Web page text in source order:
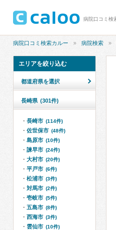
病院口コミ検索カルー 病院検索
エリアを絞り込む
都道府県を選択
長崎県 (301件)
長崎市 (114件)
佐世保市 (48件)
島原市 (10件)
諫早市 (24件)
大村市 (20件)
平戸市 (6件)
松浦市 (3件)
対馬市 (2件)
壱岐市 (5件)
五島市 (8件)
西海市 (3件)
雲仙市 (10件)